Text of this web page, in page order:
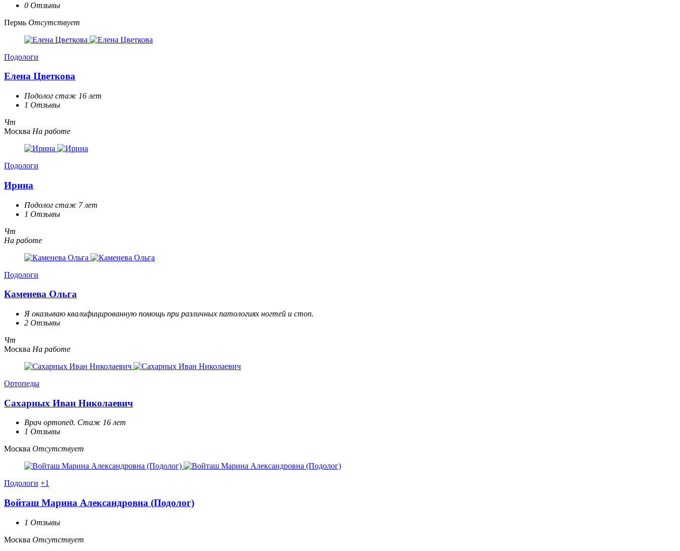
0 Отзывы
Пермь Отсутствует
Подологи
Елена Цветкова
Подолог стаж 16 лет
1 Отзывы
Чт
Москва На работе
Подологи
Ирина
Подолог стаж 7 лет
1 Отзывы
Чт
На работе
Подологи
Каменева Ольга
Я оказываю квалифицированную помощь при различных патологиях ногтей и стоп.
2 Отзывы
Чт
Москва На работе
Ортопеды
Сахарных Иван Николаевич
Врач ортопед. Стаж 16 лет
1 Отзывы
Москва Отсутствует
Подологи +1
Войташ Марина Александровна (Подолог)
1 Отзывы
Москва Отсутствует